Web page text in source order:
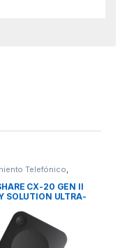
Telefónico,
de Conferencia en
y Web
CX-20 GEN II
SOLUTION ULTRA-